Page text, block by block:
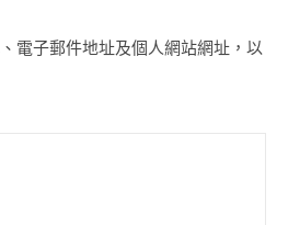
電子郵件地址及個人網站網址，以